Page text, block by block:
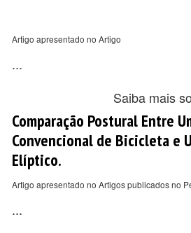
Artigo apresentado no Artigo
...
Saiba mais
Comparação Postural Entre
Convencional de Bicicleta e
Elíptico.
Artigo apresentado no Artigos publicados no
...